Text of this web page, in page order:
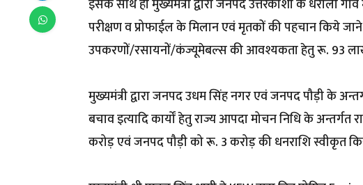
इसके साथ ही मुख्यमंत्री द्वारा जनपद उत्तरकाशी के
परीक्षण व प्रोफाईल के मिलान एवं मृतकों की पहचान किये जाने
उपकरणों/रसायनों/कंज्यूमेबल्स की आवश्यकता हेतु रू. 93 लाख
मुख्यमंत्री द्वारा जनपद उधम सिंह नगर एवं जनपद पौड़ी के
बचाव इत्यादि कार्यों हेतु राज्य आपदा मोचन निधि के
करोड़ एवं जनपद पौड़ी को रू. 3 करोड़ की धनराशि स्वीकृत